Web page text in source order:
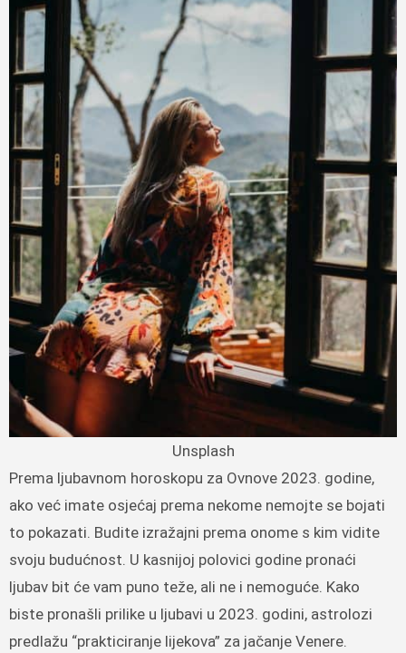
Unsplash
Prema ljubavnom horoskopu za Ovnove 2023. godine,
ako već imate osjećaj prema nekome nemojte se bojati
to pokazati. Budite izražajni prema onome s kim vidite
svoju budućnost. U kasnijoj polovici godine pronaći
ljubav bit će vam puno teže, ali ne i nemoguće. Kako
biste pronašli prilike u ljubavi u 2023. godini, astrolozi
predlažu “prakticiranje lijekova” za jačanje Venere.